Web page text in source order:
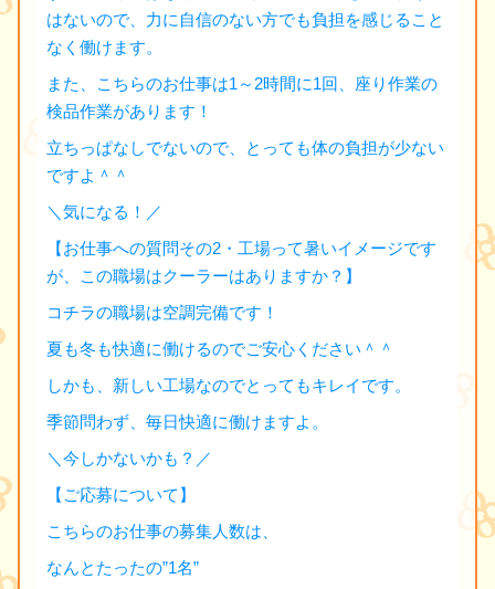
はないので、力に自信のない方でも負担を感じること
なく働けます。
また、こちらのお仕事は1～2時間に1回、座り作業の
検品作業があります！
立ちっぱなしでないので、とっても体の負担が少ない
ですよ＾＾
＼気になる！／
【お仕事への質問その2・工場って暑いイメージです
が、この職場はクーラーはありますか？】
コチラの職場は空調完備です！
夏も冬も快適に働けるのでご安心ください＾＾
しかも、新しい工場なのでとってもキレイです。
季節問わず、毎日快適に働けますよ。
＼今しかないかも？／
【ご応募について】
こちらのお仕事の募集人数は、
なんとたったの”1名”